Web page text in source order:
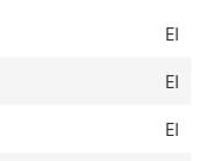
EI
EI
EI